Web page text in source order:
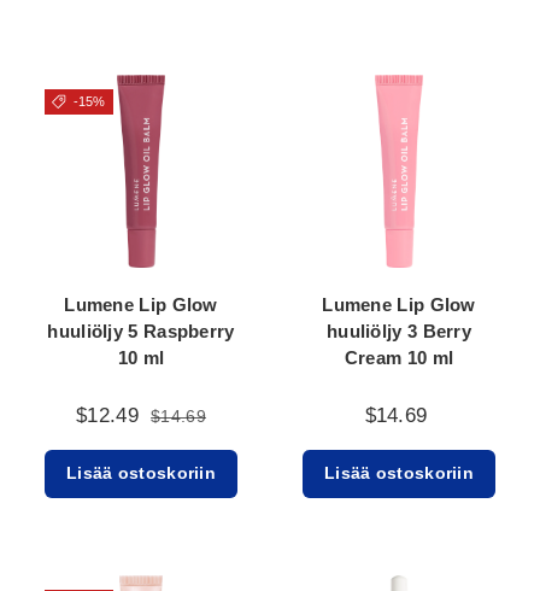
-15%
Lumene Lip Glow
huuliöljy 5 Raspberry
10 ml
$12.49 $14.69
Lisää ostoskoriin
Lumene Lip Glow
huuliöljy 3 Berry
Cream 10 ml
$14.69
Lisää ostoskoriin